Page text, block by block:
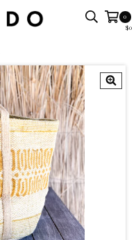
0
$0